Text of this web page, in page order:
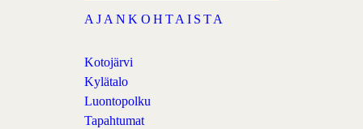
AJANKOHTAISTA
Kotojärvi
Kylätalo
Luontopolku
Tapahtumat